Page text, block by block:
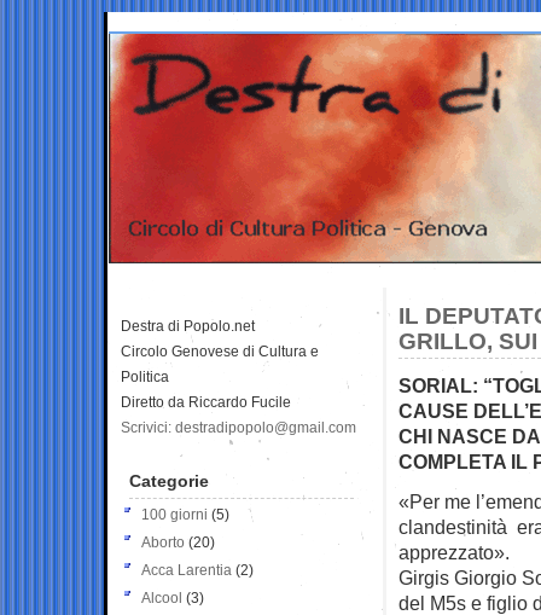
IL
GRILLO,
SORIAL:
CAUSE
CHI NASCE
COMPLETA IL
«Per me
clandestinità
apprezzato».
Girgis Giorgio
del M5s e figlio
Destra di Popolo.net
Circolo Genovese di Cultura e
Politica
Diretto da Riccardo Fucile
Scrivici: destradipopolo@gmail.com
Categorie
100 giorni (5)
Aborto (20)
Acca Larentia (2)
Alcool (3)